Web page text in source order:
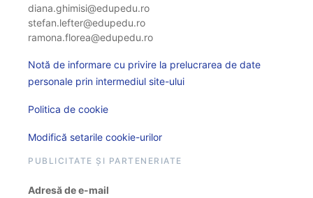
diana.ghimisi@edupedu.ro
stefan.lefter@edupedu.ro
ramona.florea@edupedu.ro
Notă de informare cu privire la prelucrarea de date
personale prin intermediul site-ului
Politica de cookie
Modifică setarile cookie-urilor
PUBLICITATE ȘI PARTENERIATE
Adresă de e-mail